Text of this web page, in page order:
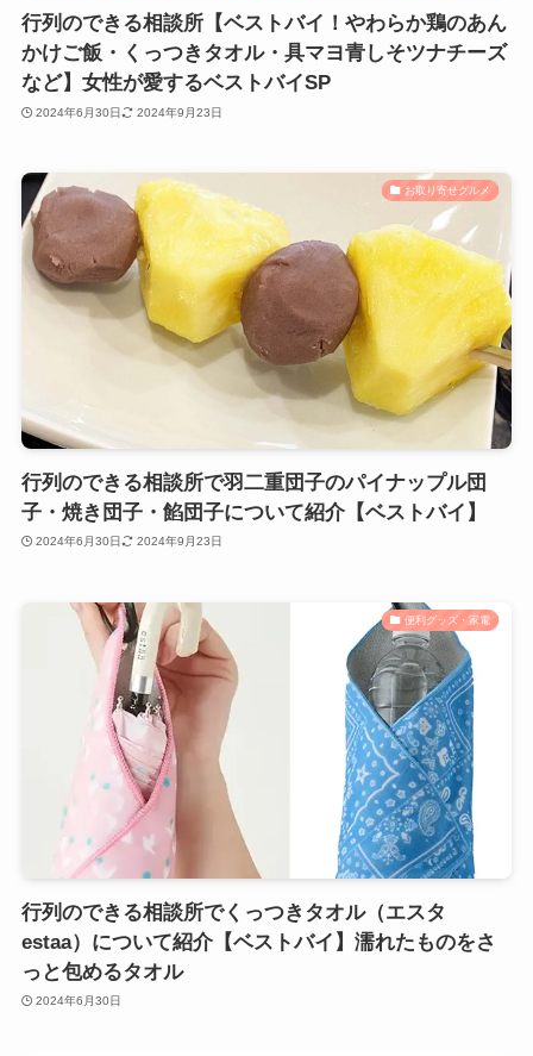
行列のできる相談所【ベストバイ！やわらか鶏のあん
かけご飯・くっつきタオル・具マヨ青しそツナチーズ
など】女性が愛するベストバイSP
2024年6月30日 2024年9月23日
お取り寄せグルメ
行列のできる相談所で羽二重団子のパイナップル団
子・焼き団子・餡団子について紹介【ベストバイ】
2024年6月30日 2024年9月23日
便利グッズ・家電
行列のできる相談所でくっつきタオル（エスタ
estaa）について紹介【ベストバイ】濡れたものをさ
っと包めるタオル
2024年6月30日